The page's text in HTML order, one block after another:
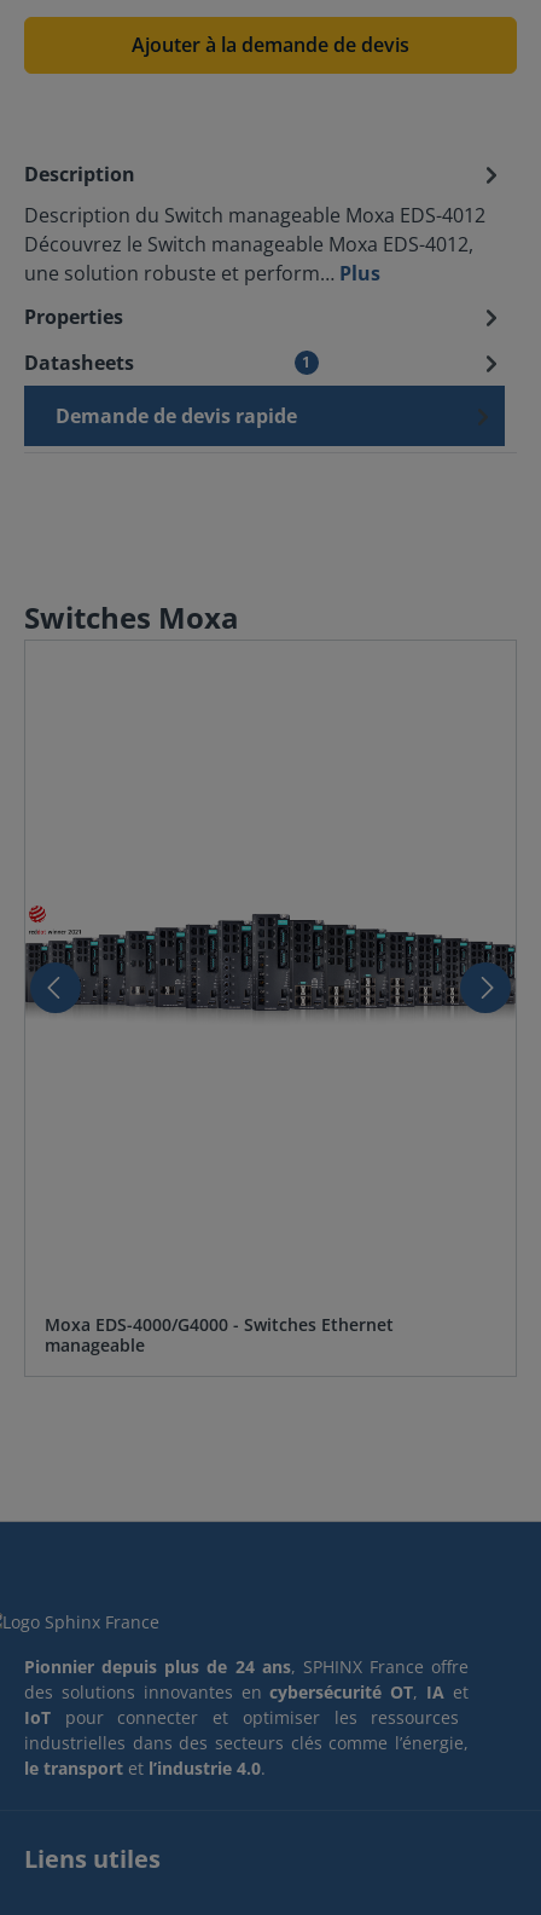
Ajouter à la demande de devis
Description
Description du Switch manageable Moxa EDS-4012
Découvrez le Switch manageable Moxa EDS-4012,
une solution robuste et perform… Plus
Properties
Datasheets
1
Demande de devis rapide
Switches Moxa
Moxa EDS-4000/G4000 - Switches Ethernet
manageable
Pionnier depuis plus de 24 ans, SPHINX France offre
des solutions innovantes encybersécurité OT, IA et
IoT pour connecter et optimiser les ressources
industrielles dans des secteurs clés comme l’énergie,
le transport et l’industrie 4.0.
Liens utiles